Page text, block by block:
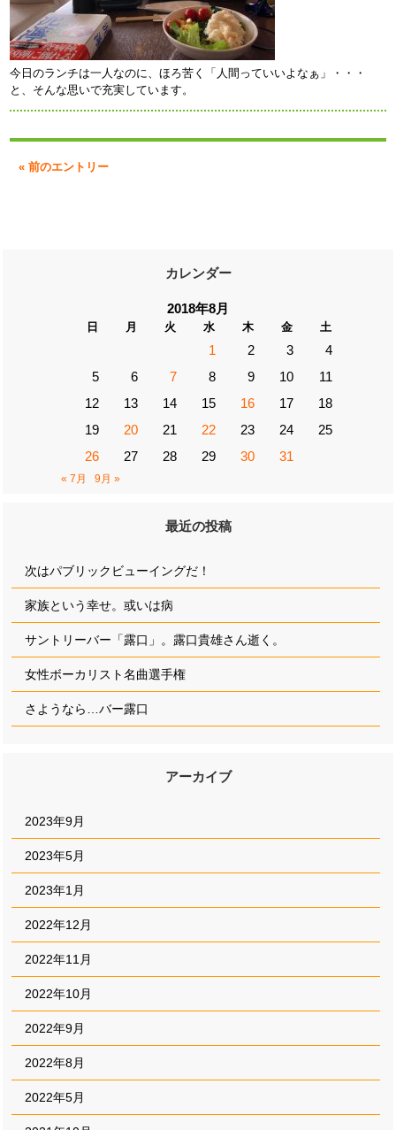
カレンダー
2018年8月
日 月 火 水 木 金 土
1 2 3
4
5
6 7 8 9 10
11
12
13 14 15 16 17
18
19
20 21 22 23 24
25
26
27 28 29 30 31
« 7月 9月 »
最近の投稿
次はパブリックビューイングだ！
家族という幸せ。或いは病
サントリーバー「露口」。露口貴雄さん逝く。
女性ボーカリスト名曲選手権
さようなら…バー露口
アーカイブ
2023年9月
2023年5月
2023年1月
2022年12月
2022年11月
2022年10月
2022年9月
2022年8月
2022年5月
今日のランチは一人なのに、ほろ苦く「人間っていいよなぁ」・・・
と、そんな思いで充実しています。
« 前のエントリー